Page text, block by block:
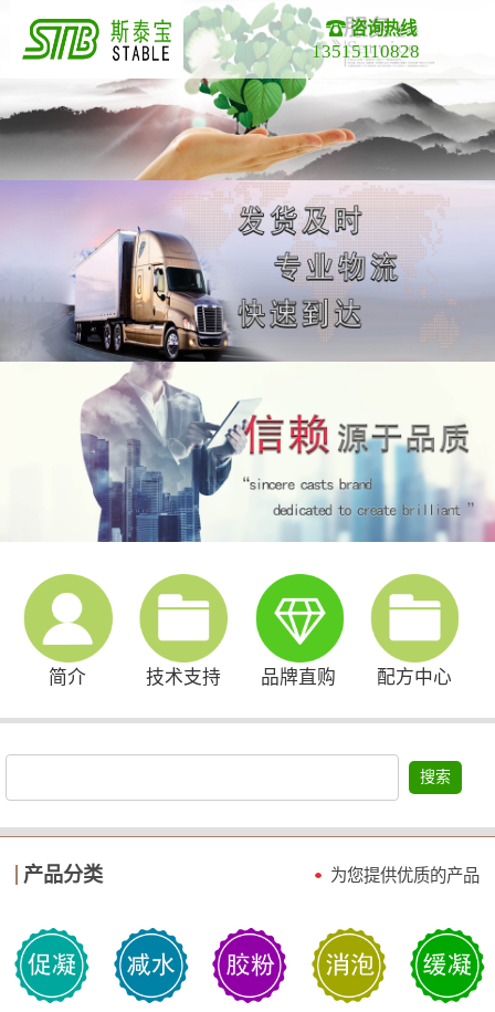
咨询热线
13515110828
简介 技术支持 品牌直购 配方中心
搜索
产品分类 为您提供优质的产品